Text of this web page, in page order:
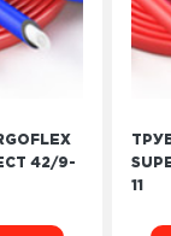
42/9-
11